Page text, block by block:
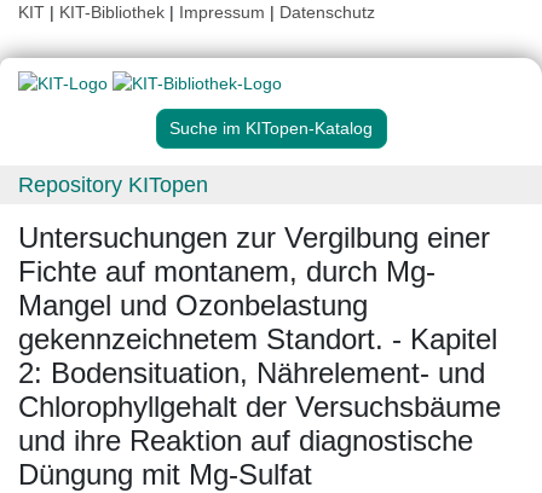
KIT | KIT-Bibliothek | Impressum | Datenschutz
Suche im KITopen-Katalog
Repository KITopen
Untersuchungen zur Vergilbung einer
Fichte auf montanem, durch Mg-
Mangel und Ozonbelastung
gekennzeichnetem Standort. - Kapitel
2: Bodensituation, Nährelement- und
Chlorophyllgehalt der Versuchsbäume
und ihre Reaktion auf diagnostische
Düngung mit Mg-Sulfat